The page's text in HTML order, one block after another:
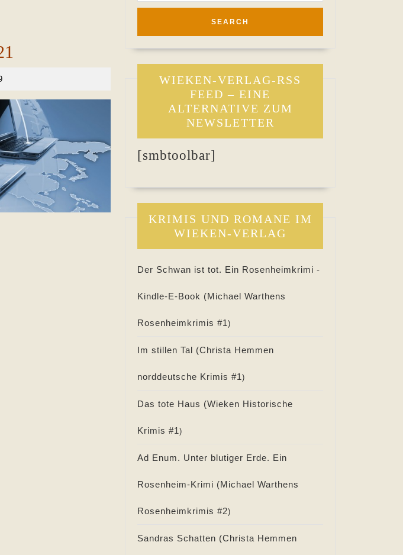
WIEKEN-VERLAG-RSS
FEED – EINE
ALTERNATIVE ZUM
NEWSLETTER
[smbtoolbar]
KRIMIS UND ROMANE IM
WIEKEN-VERLAG
Der Schwan ist tot. Ein Rosenheimkrimi -
Kindle-E-Book (Michael Warthens
Rosenheimkrimis #1)
Im stillen Tal (Christa Hemmen
norddeutsche Krimis #1)
Das tote Haus (Wieken Historische
Krimis #1)
Ad Enum. Unter blutiger Erde. Ein
Rosenheim-Krimi (Michael Warthens
Rosenheimkrimis #2)
Sandras Schatten (Christa Hemmen